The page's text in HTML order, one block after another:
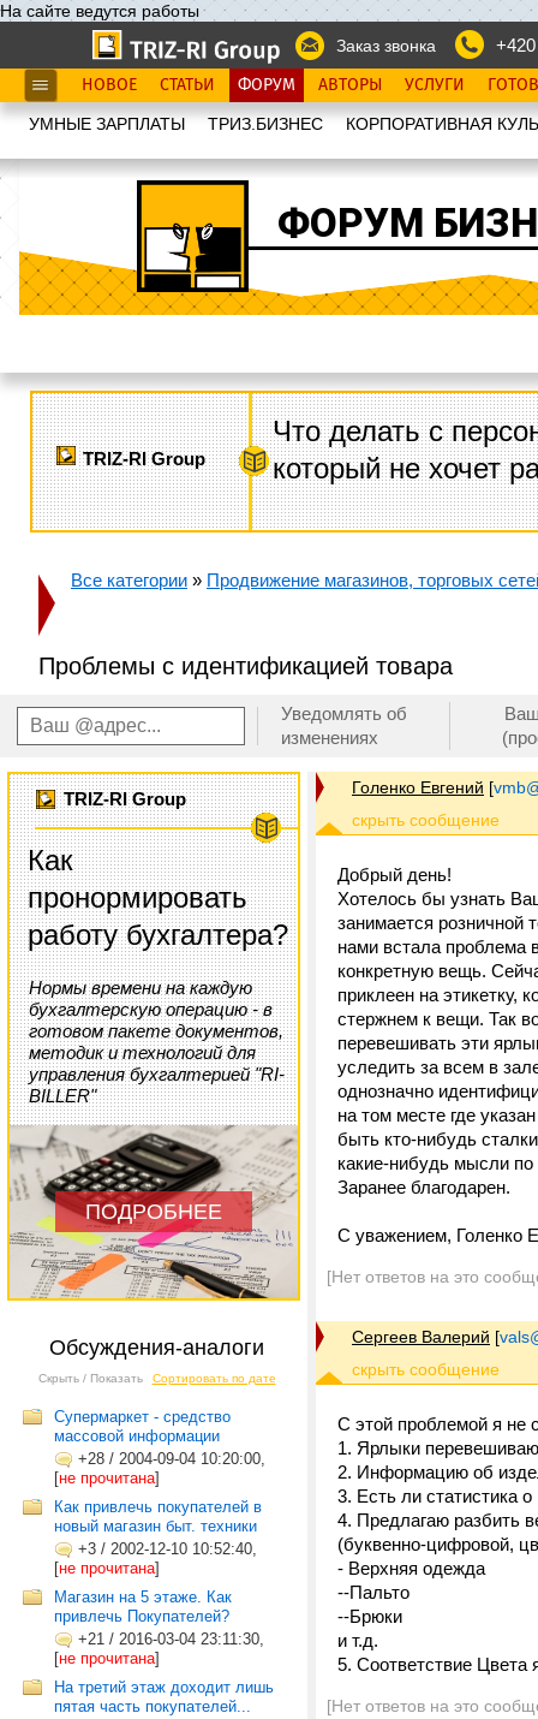
На сайте ведутся работы
Заказ звонка
НОВОЕ СТАТЬИ ФОРУМ АВТОРЫ УСЛУГИ
УМНЫЕ ЗАРПЛАТЫ ТРИЗ.БИЗНЕС КОРПОРАТИВНАЯ
ФОРУМ
TRIZ-RI Group
Что делать с
который не хочет
Все категории » Продвижение магазинов, торговых
Проблемы с идентификацией товара
Уведомлять об
изменениях
TRIZ-RI Group
Как
пронормировать
работу бухгалтера?
Нормы времени на каждую
бухгалтерскую операцию - в
готовом пакете документов,
методик и технологий для
управления бухгалтерией "RI-
BILLER"
ПОДРОБНЕЕ
Обсуждения-аналоги
Скрыть / Показать Сортировать по дате
Супермаркет - средство
массовой информации
+28 / 2004-09-04 10:20:00,
[не прочитана]
Как привлечь покупателей в
новый магазин быт. техники
+3 / 2002-12-10 10:52:40,
[не прочитана]
Магазин на 5 этаже. Как
привлечь Покупателей?
+21 / 2016-03-04 23:11:30,
[не прочитана]
На третий этаж доходит лишь
пятая часть покупателей...
Голенко Евгений [
Добрый день!
Хотелось бы узнать
занимается розничной
нами встала проблема
конкретную вещь.
приклеен на этикетку,
стержнем к вещи. Так
перевешивать эти
уследить за всем в
однозначно
на том месте где
быть кто-нибудь
какие-нибудь мысли
Заранее благодарен.
С уважением, Голенко
[Нет ответов на это
Сергеев Валерий [
С этой проблемой я не
1. Ярлыки
2. Информацию об
3. Есть ли статистика
4. Предлагаю разбить
(буквенно-цифровой,
- Верхняя одежда
--Пальто
--Брюки
и т.д.
5. Соответствие Цвета
[Нет ответов на это